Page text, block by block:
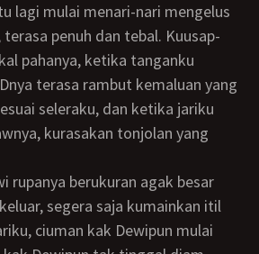
terasa penuh dan tebal. Kuusap-
pahanya, ketika tanganku
terasa rambut kemaluan yang
seleraku, dan ketika jariku
kurasakan tonjolan yang
segera saja kumainkan itil
ciuman kak Dewipun mulai